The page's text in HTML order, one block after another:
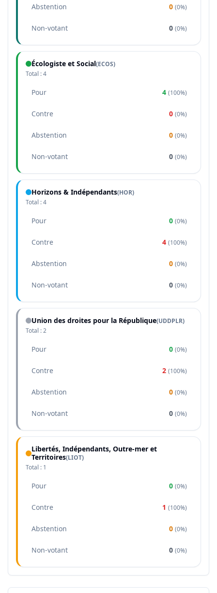
Abstention 0 (0%)
Non-votant 0 (0%)
Écologiste et Social(ECOS)
Total :4
Pour 4 (100%)
Contre 0 (0%)
Abstention 0 (0%)
Non-votant 0 (0%)
Horizons & Indépendants(HOR)
Total :4
Pour 0 (0%)
Contre 4 (100%)
Abstention 0 (0%)
Non-votant 0 (0%)
Union des droites pour la République(UDDPLR)
Total :2
Pour 0 (0%)
Contre 2 (100%)
Abstention 0 (0%)
Non-votant 0 (0%)
Libertés, Indépendants, Outre-mer et
Territoires(LIOT)
Total : 1
Pour 0 (0%)
Contre 1 (100%)
Abstention 0 (0%)
Non-votant 0 (0%)